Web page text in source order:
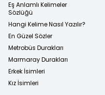
Eş Anlamlı Kelimeler
Sözlüğü
Hangi Kelime Nasıl Yazılır?
En Güzel Sözler
Metrobüs Durakları
Marmaray Durakları
Erkek İsimleri
Kız İsimleri